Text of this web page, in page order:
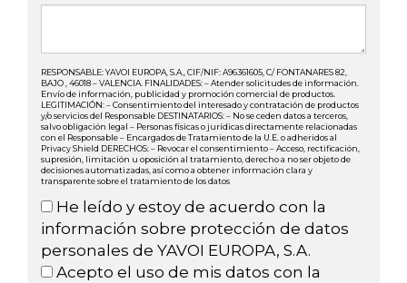
RESPONSABLE: YAVOI EUROPA, S.A., CIF/NIF: A96361605, C/ FONTANARES 82,
BAJO , 46018 – VALENCIA. FINALIDADES: – Atender solicitudes de información.
Envío de información, publicidad y promoción comercial de productos.
LEGITIMACIÓN: – Consentimiento del interesado y contratación de productos
y/o servicios del Responsable DESTINATARIOS: – No se ceden datos a terceros,
salvo obligación legal – Personas físicas o jurídicas directamente relacionadas
con el Responsable – Encargados de Tratamiento de la U.E. o adheridos al
Privacy Shield DERECHOS: – Revocar el consentimiento – Acceso, rectificación,
supresión, limitación u oposición al tratamiento, derecho a no ser objeto de
decisiones automatizadas, así como a obtener información clara y
transparente sobre el tratamiento de los datos
He leído y estoy de acuerdo con la
información sobre protección de datos
personales de YAVOI EUROPA, S.A.
Acepto el uso de mis datos con la